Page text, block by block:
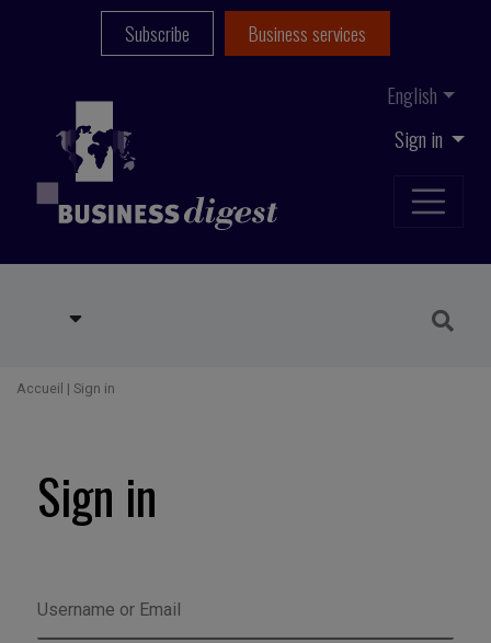
Sign in
English
Subscribe Business services
Accueil | Sign in
Sign in